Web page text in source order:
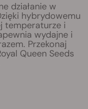
działanie w
hybrydowemu
temperaturze i
wydajne i
Przekonaj
Queen Seeds